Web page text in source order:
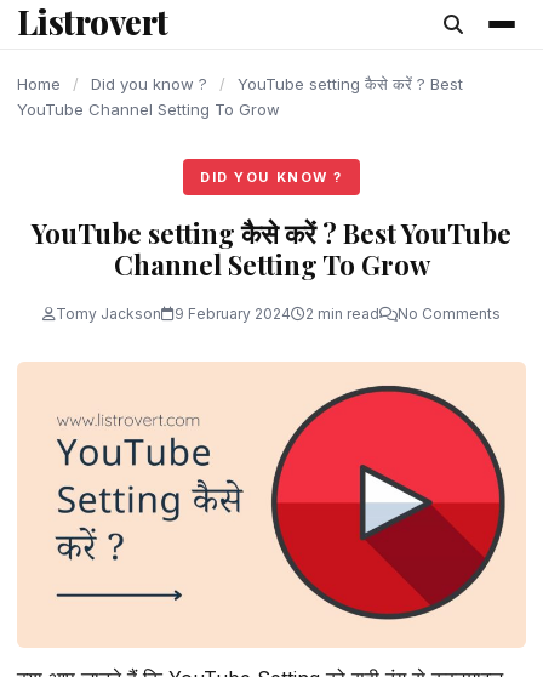
content
Listrovert
Home / Did you know ? /
YouTube setting कैसे करें ? Best
YouTube Channel Setting To Grow
DID YOU KNOW ?
YouTube setting कैसे करें ? Best YouTube
Channel Setting To Grow
Tomy Jackson 9 February 2024 2 min read No Comments